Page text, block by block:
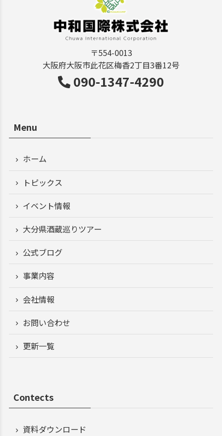
〒554-0013
大阪府大阪市此花区梅香2丁目3番12号
090-1347-4290
Menu
ホーム
トピックス
イベント情報
大分県酒蔵巡りツアー
公式ブログ
事業内容
会社情報
お問い合わせ
更新一覧
Contects
資料ダウンロード